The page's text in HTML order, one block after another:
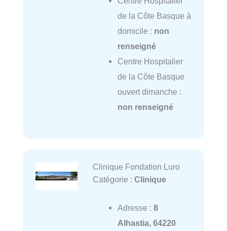
de la Côte Basque à
domicile : non
renseigné
Centre Hospitalier
de la Côte Basque
ouvert dimanche :
non renseigné
Clinique Fondation Luro
Catégorie : Clinique
Adresse : 8
Alhastia, 64220